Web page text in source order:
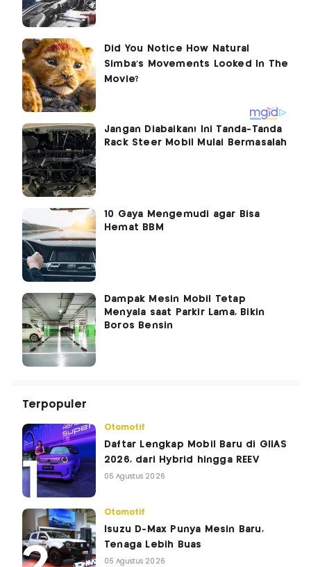
Jangan Diabaikan! Ini Tanda-Tanda
Rack Steer Mobil Mulai Bermasalah
10 Gaya Mengemudi agar Bisa
Hemat BBM
Dampak Mesin Mobil Tetap
Menyala saat Parkir Lama, Bikin
Boros Bensin
Terpopuler
Otomotif
Daftar Lengkap Mobil Baru di GIIAS
2026, dari Hybrid hingga REEV
05 Agustus 2026
Otomotif
Isuzu D-Max Punya Mesin Baru,
Tenaga Lebih Buas
05 Agustus 2026